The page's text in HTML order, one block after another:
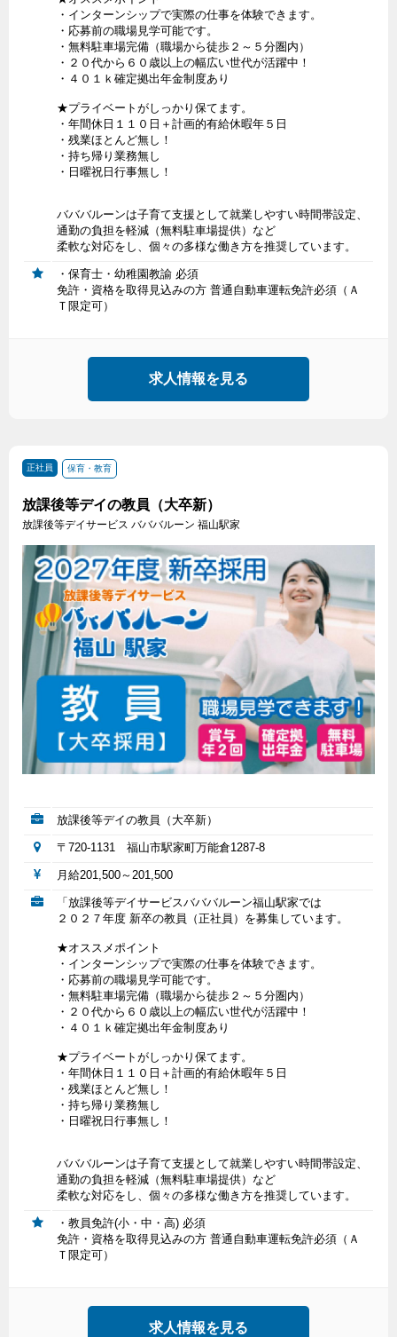
・インターンシップで実際の仕事を体験できます。
・応募前の職場見学可能です。
・無料駐車場完備（職場から徒歩２～５分圏内）
・２０代から６０歳以上の幅広い世代が活躍中！
・４０１ｋ確定拠出年金制度あり
★プライベートがしっかり保てます。
・年間休日１１０日＋計画的有給休暇年５日
・残業ほとんど無し！
・持ち帰り業務無し
・日曜祝日行事無し！
バババルーンは子育て支援として就業しやすい時間帯設定、
通勤の負担を軽減（無料駐車場提供）など
柔軟な対応をし、個々の多様な働き方を推奨しています。
・保育士・幼稚園教諭 必須
免許・資格を取得見込みの方 普通自動車運転免許必須（Ａ
Ｔ限定可）
求人情報を見る
正社員 保育・教育
放課後等デイの教員（大卒新）
放課後等デイサービス バババルーン 福山駅家
放課後等デイの教員（大卒新）
〒720-1131 福山市駅家町万能倉1287-8
月給201,500～201,500
「放課後等デイサービスバババルーン福山駅家では
２０２７年度 新卒の教員（正社員）を募集しています。
★オススメポイント
・インターンシップで実際の仕事を体験できます。
・応募前の職場見学可能です。
・無料駐車場完備（職場から徒歩２～５分圏内）
・２０代から６０歳以上の幅広い世代が活躍中！
・４０１ｋ確定拠出年金制度あり
★プライベートがしっかり保てます。
・年間休日１１０日＋計画的有給休暇年５日
・残業ほとんど無し！
・持ち帰り業務無し
・日曜祝日行事無し！
バババルーンは子育て支援として就業しやすい時間帯設定、
通勤の負担を軽減（無料駐車場提供）など
柔軟な対応をし、個々の多様な働き方を推奨しています。
・教員免許(小・中・高) 必須
免許・資格を取得見込みの方 普通自動車運転免許必須（Ａ
Ｔ限定可）
求人情報を見る